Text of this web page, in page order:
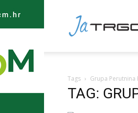
TRGOVAC
Tags Grupa Perutnina
TAG: